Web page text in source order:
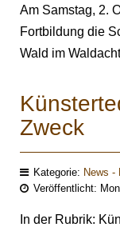
Am Samstag, 2.
Fortbildung die
Wald im
Zweck
Kategorie: News -
Veröffentlicht:
In der Rubrik: